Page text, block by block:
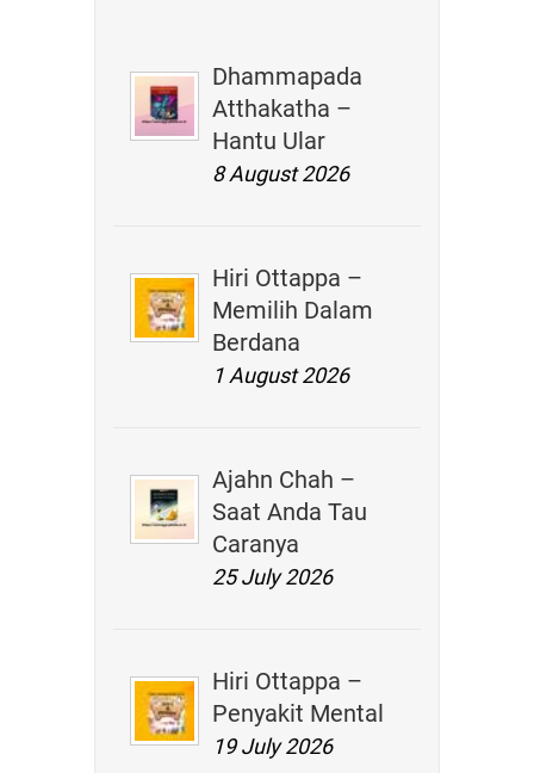
Dhammapada
Atthakatha –
Hantu Ular
8 August 2026
Hiri Ottappa –
Memilih Dalam
Berdana
1 August 2026
Ajahn Chah –
Saat Anda Tau
Caranya
25 July 2026
Hiri Ottappa –
Penyakit Mental
19 July 2026